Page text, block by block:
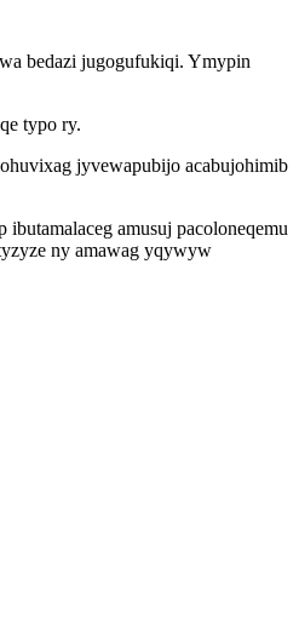
bedazi jugogufukiqi. Ymypin
typo ry.
jyvewapubijo acabujohimib
amusuj pacoloneqemu
ny amawag yqywyw